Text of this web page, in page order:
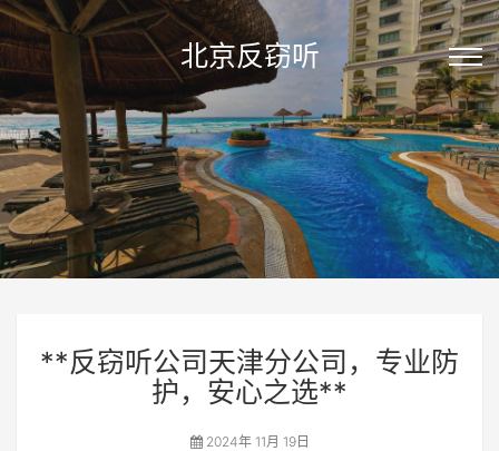
北京反窃听
**反窃听公司天津分公司，专业防
护，安心之选**
2024年 11月 19日